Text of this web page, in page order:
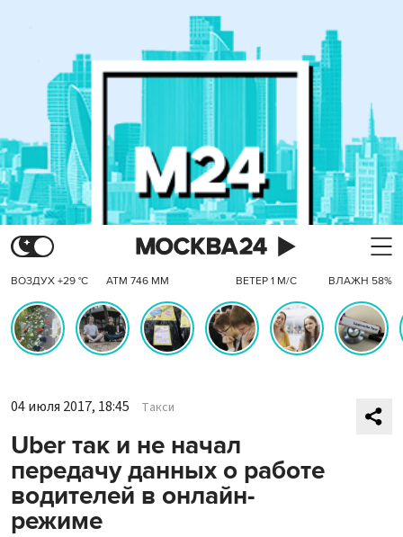
ВОЗДУХ +29 °C АТМ 746 ММ ВЕТЕР 1 М/С ВЛАЖН 58%
04 июля 2017, 18:45 Такси
Uber так и не начал
передачу данных о работе
водителей в онлайн-
режиме